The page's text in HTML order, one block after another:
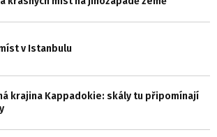
v Istanbulu
krajina Kappadokie: skály tu připomínají